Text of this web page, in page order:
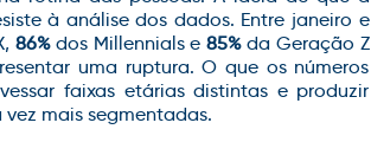
à análise dos dados. Entre janeiro e
86%dos Millennialse 85%da Geração Z
uma ruptura. O que os números
faixas etárias distintas e produzir
mais segmentadas.